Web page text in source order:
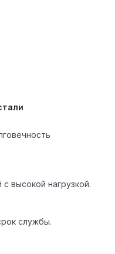
высокой нагрузкой.
службы.